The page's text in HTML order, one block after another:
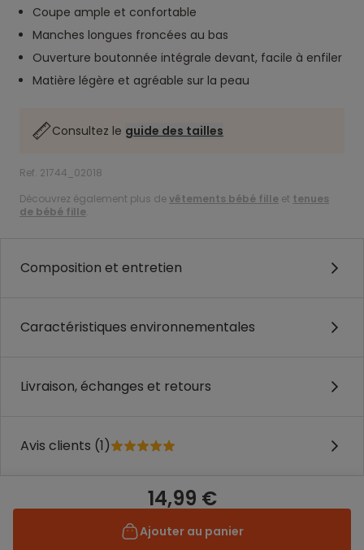
Coupe ample et confortable
Manches longues froncées au bas
Ouverture boutonnée intégrale devant, facile à enfiler
Matière légère et agréable sur la peau
Consultez le guide des tailles
Ref. 21744_02018
Découvrez également plus devêtements bébé fille et tenues
de bébé fille.
Composition et entretien
Caractéristiques environnementales
Livraison, échanges et retours
Avis clients (1)
14,99 €
Ajouter au panier